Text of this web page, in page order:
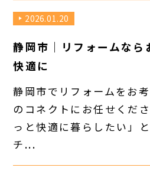
2026.01.20
静岡市｜リフォームなら
快適に
静岡市でリフォームをお
のコネクトにお任せくだ
っと快適に暮らしたい」
チ...